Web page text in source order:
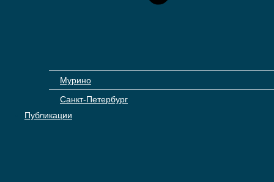
Мурино
Санкт-Петербург
Публикации